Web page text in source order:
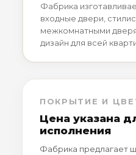
Фабрика
входные двери,
межкомнатными
дизайн для всей
ПОКРЫТИЕ И
Цена указана
исполнения
Фабрика предлагает